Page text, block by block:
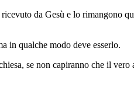
da Gesù e lo rimangono
in qualche modo deve esserlo.
se non capiranno che il